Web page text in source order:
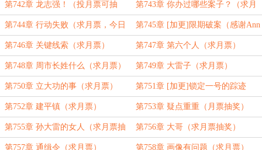
5000块】 奖）
第742章 龙志强！（投月票可抽
奖）
第743章 你办过哪些案子？（求月
票抽奖）
第744章 行动失败（求月票，今日
加更）
第745章 [加更]限期破案（感谢Ann
贵妃打赏的盟主）
第746章 关键线索（求月票） 第747章 第六个人（求月票）
第748章 周市长姓什么（求月票） 第749章 大雷子（求月票）
第750章 立大功的事（求月票） 第751章 [加更]锁定一号的踪迹
（感谢辣味可可的盟主）
第752章 建平镇（求月票） 第753章 疑点重重（月票抽奖）
第755章 孙大雷的女人（求月票抽
奖）
第756章 大哥（求月票抽奖）
第757章 通缉令（求月票） 第758章 画像有问题（求月票）